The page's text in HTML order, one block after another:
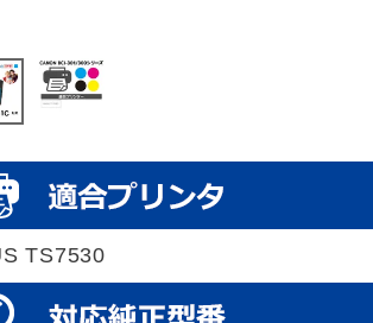
TS7530